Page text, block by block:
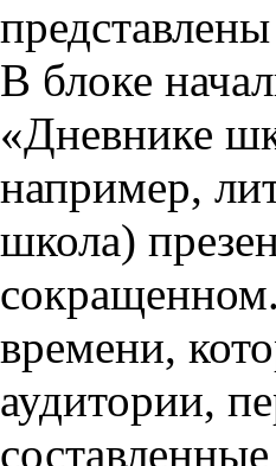
В блоке
«Дневнике
например,
школа)
времени,
аудитории,